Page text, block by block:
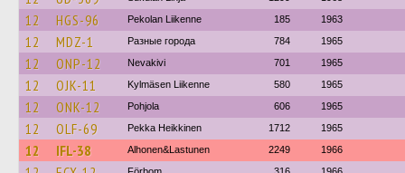
12 HGS-96 Pekolan Liikenne 185 1963
12 MDZ-1 Разные города 784 1965
12 ONP-12 Nevakivi 701 1965
12 OJK-11 Kylmäsen Liikenne 580 1965
12 ONK-12 Pohjola 606 1965
12 OLF-69 Pekka Heikkinen 1712 1965
12 IFL-38 Alhonen&Lastunen 2249 1966